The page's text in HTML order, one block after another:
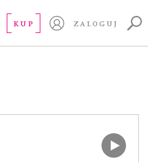
KUP ZALOGUJ